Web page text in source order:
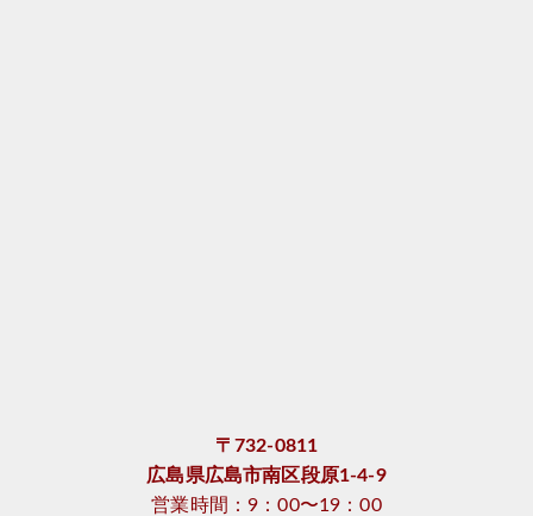
〒732-0811
広島県広島市南区段原1-4-9
営業時間：9：00〜19：00